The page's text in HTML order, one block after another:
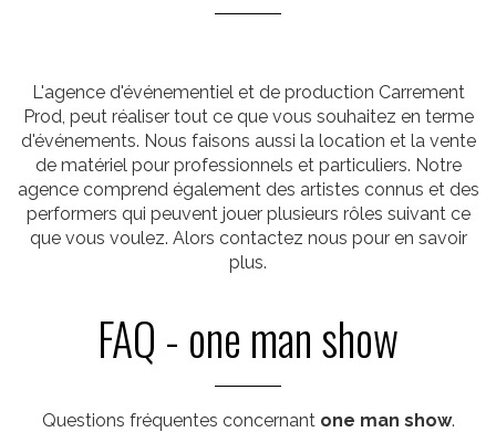
L'agence d'événementiel et de production Carrement
Prod, peut réaliser tout ce que vous souhaitez en terme
d'événements. Nous faisons aussi la location et la vente
de matériel pour professionnels et particuliers. Notre
agence comprend également des artistes connus et des
performers qui peuvent jouer plusieurs rôles suivant ce
que vous voulez. Alors contactez nous pour en savoir
plus.
FAQ - one man show
Questions fréquentes concernant one man show.